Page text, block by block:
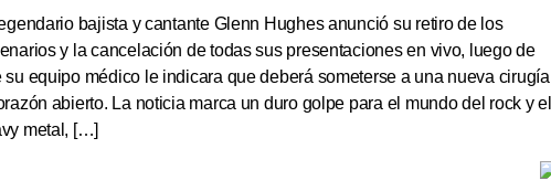
bajista y cantante Glenn Hughes anunció su retiro de los
y la cancelación de todas sus presentaciones en vivo, luego de
su equipo médico le indicara que deberá someterse a una nueva cirugía
abierto. La noticia marca un duro golpe para el mundo del rock y el
metal, […]